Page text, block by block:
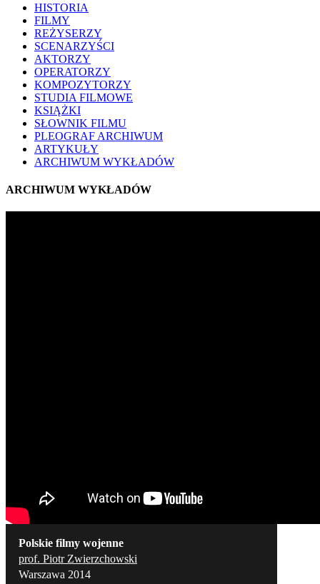
HISTORIA
FILMY
REŻYSERZY
SCENARZYŚCI
AKTORZY
OPERATORZY
KOMPOZYTORZY
STUDIA FILMOWE
KSIĄŻKI
SŁOWNIK FILMU
PLEOGRAF ARCHIWUM
ARTYKUŁY
ARCHIWUM WYKŁADÓW
ARCHIWUM WYKŁADÓW
Polskie filmy wojenne
prof. Piotr Zwierzchowski
Warszawa 2014